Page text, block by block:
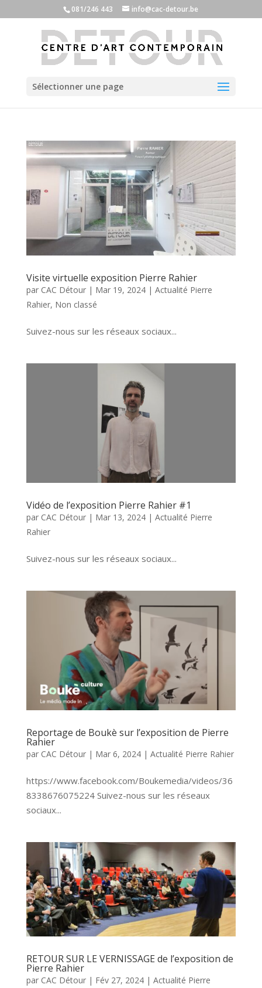
081/246 443 info@cac-detour.be
Sélectionner une page
Visite virtuelle exposition Pierre Rahier
par CAC Détour| Mar 19, 2024| Actualité Pierre
Rahier, Non classé
Suivez-nous sur les réseaux sociaux...
Vidéo de l’exposition Pierre Rahier #1
par CAC Détour| Mar 13, 2024| Actualité Pierre
Rahier
Suivez-nous sur les réseaux sociaux...
Reportage de Boukè sur l’exposition de Pierre
Rahier
par CAC Détour| Mar 6, 2024| Actualité Pierre Rahier
https://www.facebook.com/Boukemedia/videos/36
8338676075224 Suivez-nous sur les réseaux
sociaux...
RETOUR SUR LE VERNISSAGE de l’exposition de
Pierre Rahier
par CAC Détour| Fév 27, 2024| Actualité Pierre